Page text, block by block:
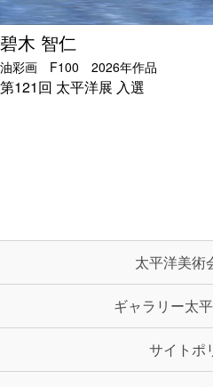
碧木 智仁
油彩画 F100 2026年作品
第121回 太平洋展 入選
太平洋美術
ギャラリー太
サイトポ